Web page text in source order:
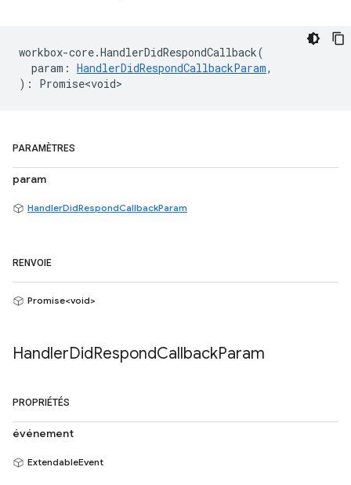
workbox-core.HandlerDidRespondCallback(
param : HandlerDidRespondCallbackParam,
) : Promise<void>
PARAMÈTRES
param
HandlerDidRespondCallbackParam
RENVOIE
Promise<void>
HandlerDidRespondCallbackParam
PROPRIÉTÉS
événement
ExtendableEvent